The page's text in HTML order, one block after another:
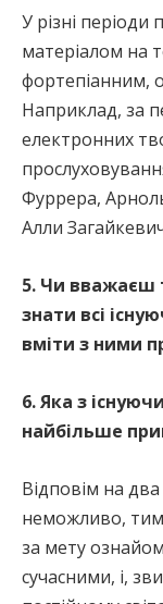
У різні
матеріалом на
фортепіанним,
Наприклад, за
електронних
Фуррера,
Алли
5. Чи вважаєш
знати всі
вміти з ними
6. Яка з
найбільше
Відповім на
неможливо, тим
за мету
сучасними, і,